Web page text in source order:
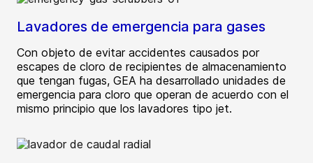
Lavadores de emergencia para gases
Con objeto de evitar accidentes causados por
escapes de cloro de recipientes de almacenamiento
que tengan fugas, GEA ha desarrollado unidades de
emergencia para cloro que operan de acuerdo con el
mismo principio que los lavadores tipo jet.